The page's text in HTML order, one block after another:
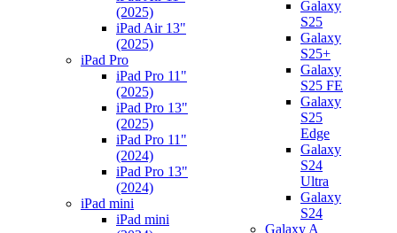
(2025)
iPad Air 13"
(2025)
iPad Pro
iPad Pro 11"
(2025)
iPad Pro 13"
(2025)
iPad Pro 11"
(2024)
iPad Pro 13"
(2024)
iPad mini
iPad mini
Galaxy
S25
Galaxy
S25+
Galaxy
S25 FE
Galaxy
S25
Edge
Galaxy
S24
Ultra
Galaxy
S24
Galaxy A